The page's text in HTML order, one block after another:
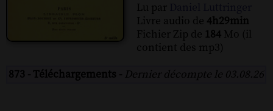
Lu par
Livre audio de 4h29min
Fichier Zip de 184 Mo (il
contient des mp3)
873 - Téléchargements - Dernier décompte le 03.08.26